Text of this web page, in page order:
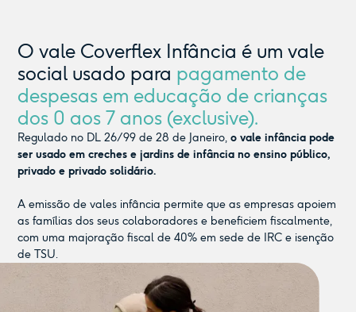
O vale Coverflex Infância é um vale
social usado para pagamento de
despesas em educação de crianças
dos 0 aos 7 anos (exclusive).
Regulado no DL 26/99 de 28 de Janeiro,o vale infância pode
ser usado em creches e jardins de infância no ensino público,
privado e privado solidário.
A emissão de vales infância permite que as empresas apoiem
as famílias dos seus colaboradores e beneficiem fiscalmente,
com uma majoração fiscal de 40% em sede de IRC e isenção
de TSU.